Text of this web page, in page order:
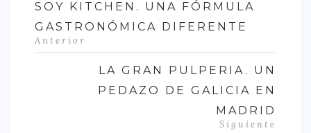
SOY KITCHEN. UNA FÓRMULA
GASTRONÓMICA DIFERENTE
Anterior
LA GRAN PULPERIA. UN
PEDAZO DE GALICIA EN
MADRID
Siguiente